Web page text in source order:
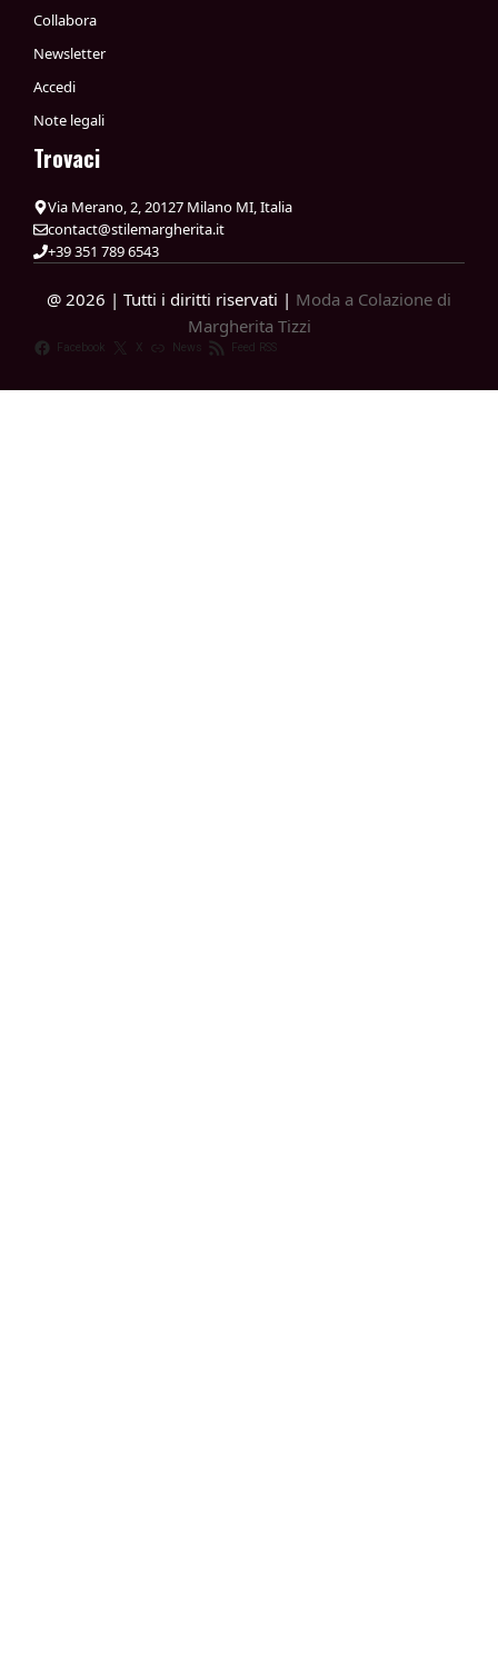
Collabora
Newsletter
Accedi
Note legali
Trovaci
Via Merano, 2, 20127 Milano MI, Italia
contact@stilemargherita.it
+39 351 789 6543
@ 2026 | Tutti i diritti riservati | Moda a Colazione di
Margherita Tizzi
Facebook X News Feed RSS